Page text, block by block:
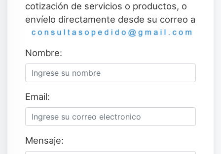
cotización de servicios o productos, o
envíelo directamente desde su correo a
Nombre:
Email:
Mensaje: